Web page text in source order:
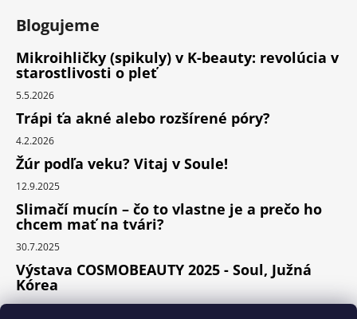
Blogujeme
Mikroihličky (spikuly) v K-beauty: revolúcia v
starostlivosti o pleť
5.5.2026
Trápi ťa akné alebo rozšírené póry?
4.2.2026
Žúr podľa veku? Vitaj v Soule!
12.9.2025
Slimačí mucín – čo to vlastne je a prečo ho
chcem mať na tvári?
30.7.2025
Výstava COSMOBEAUTY 2025 - Soul, Južná
Kórea
11.6.2025